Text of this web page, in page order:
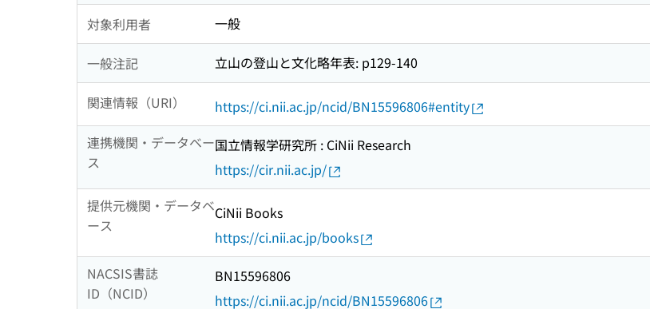
対象利用者 一般
一般注記 立山の登山と文化略年表: p129-140
関連情報（URI）
https://ci.nii.ac.jp/ncid/BN15596806#entity
連携機関・データベー
ス
国立情報学研究所 : CiNii Research
https://cir.nii.ac.jp/
提供元機関・データベ
ース
CiNii Books
https://ci.nii.ac.jp/books
NACSIS書誌
ID（NCID）
BN15596806
https://ci.nii.ac.jp/ncid/BN15596806